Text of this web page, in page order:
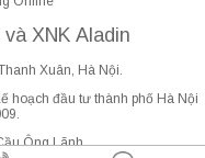
XNK Aladin
Xuân, Hà Nội.
hoạch đầu tư thành phố Hà Nội
Ông Lãnh.